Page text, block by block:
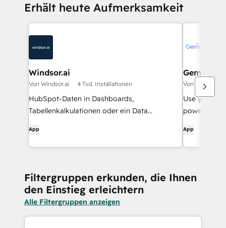
Erhält heute Aufmerksamkeit
Windsor.ai
Von Windsor.ai 4 Tsd. Installationen
HubSpot-Daten in Dashboards,
Tabellenkalkulationen oder ein Data
App
Gemini
Von HubSpot
Use your
powered
App
Filtergruppen erkunden, die Ihnen
den Einstieg erleichtern
Alle Filtergruppen anzeigen